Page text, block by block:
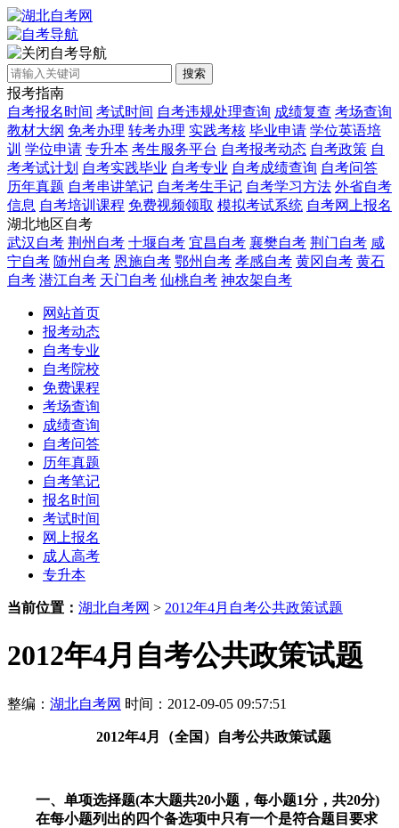
自考导航
搜索
报考指南
自考报名时间 考试时间 自考违规处理查询 成绩复查 考场查询
教材大纲 免考办理 转考办理 实践考核 毕业申请 学位英语培
训 学位申请 专升本 考生服务平台 自考报考动态 自考政策 自
考考试计划 自考实践毕业 自考专业 自考成绩查询 自考问答
历年真题 自考串讲笔记 自考考生手记 自考学习方法 外省自考
信息 自考培训课程 免费视频领取 模拟考试系统 自考网上报名
湖北地区自考
武汉自考 荆州自考 十堰自考 宜昌自考 襄樊自考 荆门自考 咸
宁自考 随州自考 恩施自考 鄂州自考 孝感自考 黄冈自考 黄石
自考 潜江自考 天门自考 仙桃自考 神农架自考
网站首页
报考动态
自考专业
自考院校
免费课程
考场查询
成绩查询
自考问答
历年真题
自考笔记
报名时间
考试时间
网上报名
成人高考
专升本
当前位置： 湖北自考网 > 2012年4月自考公共政策试题
2012年4月自考公共政策试题
整编： 湖北自考网 时间：2012-09-05 09:57:51
2012年4月（全国 ） 自考公共政策试题
一、单项选择题(本大题共20小题，每小题1分，共20分)
在每小题列出的四个备选项中只有一个是符合题目要求